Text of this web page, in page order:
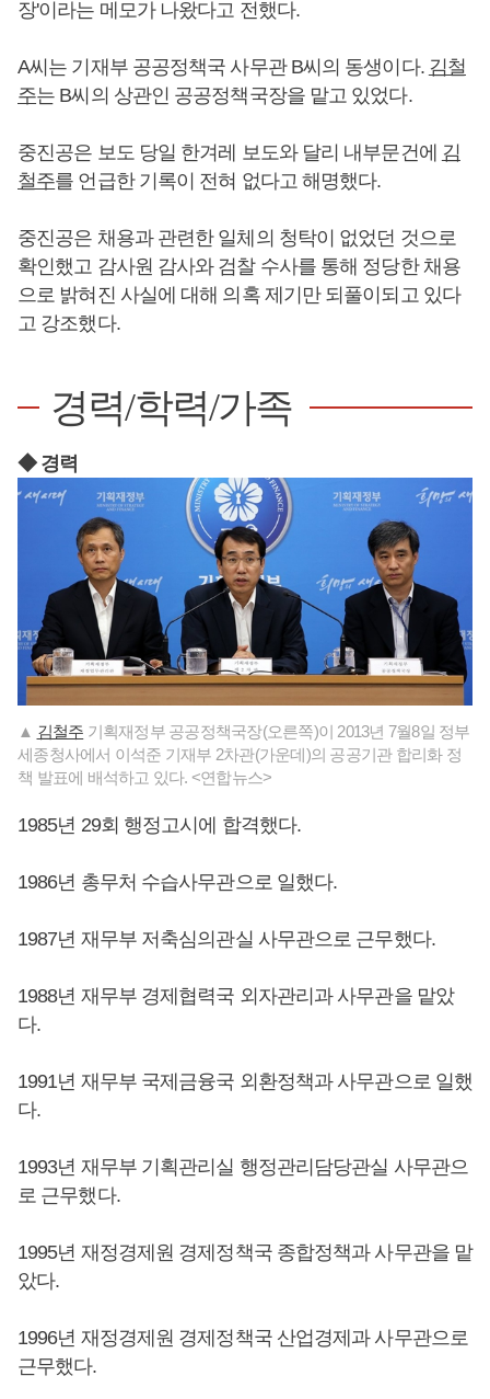
장'이라는 메모가 나왔다고 전했다.
A씨는 기재부 공공정책국 사무관 B씨의 동생이다. 김철
주는 B씨의 상관인 공공정책국장을 맡고 있었다.
중진공은 보도 당일 한겨레 보도와 달리 내부문건에 김
철주를 언급한 기록이 전혀 없다고 해명했다.
중진공은 채용과 관련한 일체의 청탁이 없었던 것으로
확인했고 감사원 감사와 검찰 수사를 통해 정당한 채용
으로 밝혀진 사실에 대해 의혹 제기만 되풀이되고 있다
고 강조했다.
경력/학력/가족
◆ 경력
▲ 김철주 기획재정부 공공정책국장(오른쪽)이 2013년 7월8일 정부
세종청사에서 이석준 기재부 2차관(가운데)의 공공기관 합리화 정
책 발표에 배석하고 있다. <연합뉴스>
1985년 29회 행정고시에 합격했다.
1986년 총무처 수습사무관으로 일했다.
1987년 재무부 저축심의관실 사무관으로 근무했다.
1988년 재무부 경제협력국 외자관리과 사무관을 맡았
다.
1991년 재무부 국제금융국 외환정책과 사무관으로 일했
다.
1993년 재무부 기획관리실 행정관리담당관실 사무관으
로 근무했다.
1995년 재정경제원 경제정책국 종합정책과 사무관을 맡
았다.
1996년 재정경제원 경제정책국 산업경제과 사무관으로
근무했다.